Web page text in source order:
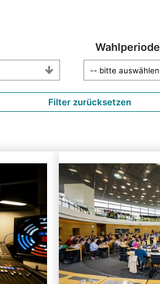
Wahlperiode
Filter zurücksetzen